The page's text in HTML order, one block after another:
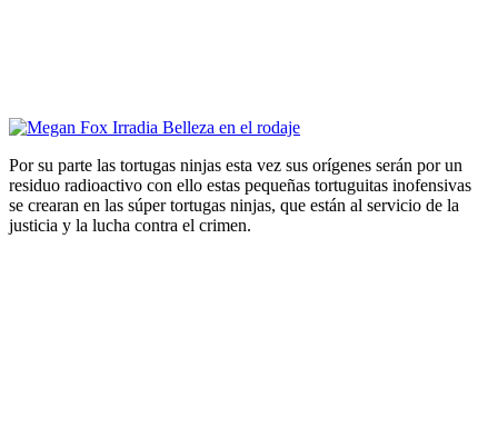
Por su parte las tortugas ninjas esta vez sus orígenes serán por un
residuo radioactivo con ello estas pequeñas tortuguitas inofensivas
se crearan en las súper tortugas ninjas, que están al servicio de la
justicia y la lucha contra el crimen.